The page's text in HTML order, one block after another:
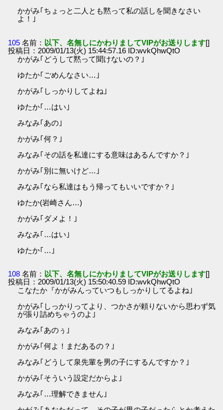
かがみ｢ちょっと二人とも黙って私の話しを聞きなさい
よ！｣
105 名前： 以下、名無しにかわりましてVIPがお送りします[]
投稿日：2009/01/13(火) 15:44:57.16 ID:wvkQhwQtO
かがみ｢どうして黙って聞けないの？｣
ゆたか｢ごめんなさい…｣
かがみ｢しっかりしてよね｣
ゆたか｢…はい｣
みなみ｢あの｣
かがみ｢何？｣
みなみ｢その話を私達にする意味はあるんですか？｣
かがみ｢別に無いけど…｣
みなみ｢なら私達はもう帰ってもいいですか？｣
ゆたか(岩崎さん…)
かがみ｢ダメよ！｣
みなみ｢…はい｣
ゆたか｢…｣
108 名前： 以下、名無しにかわりましてVIPがお送りします[]
投稿日：2009/01/13(火) 15:50:40.59 ID:wvkQhwQtO
こなたか『かがみんっていつもしっかりしてるよね｣
かがみ｢しっかりってより、つかさが頼りないから思わず気
が張り詰めちゃうのよ｣
みなみ｢あのぅ｣
かがみ｢何よ！まだあるの？｣
みなみ｢どうして泉先輩を男の子にするんですか？｣
かがみ｢そういう設定だからよ｣
みなみ｢…理解できません｣